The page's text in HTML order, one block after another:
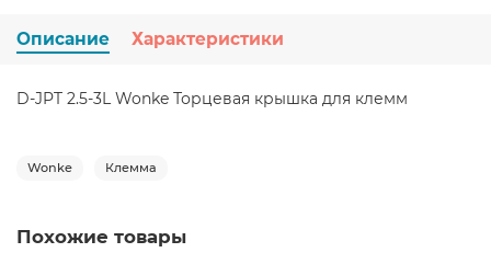
Описание Характеристики
D-JPT 2.5-3L Wonke Торцевая крышка для клемм
Wonke Клемма
Похожие товары